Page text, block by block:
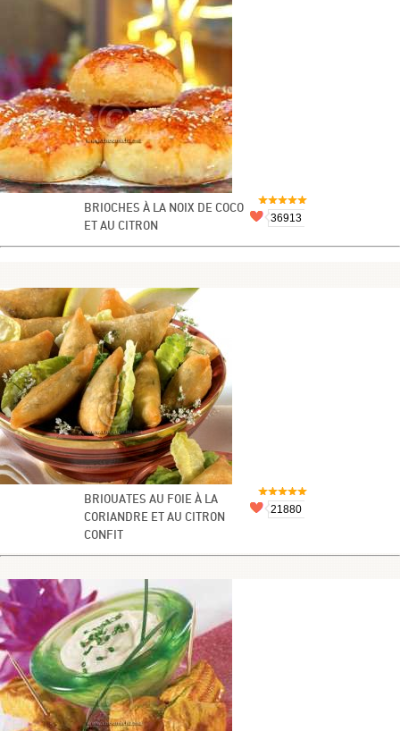
BRIOCHES À LA NOIX DE COCO
ET AU CITRON
36913
BRIOUATES AU FOIE À LA
CORIANDRE ET AU CITRON
CONFIT
21880